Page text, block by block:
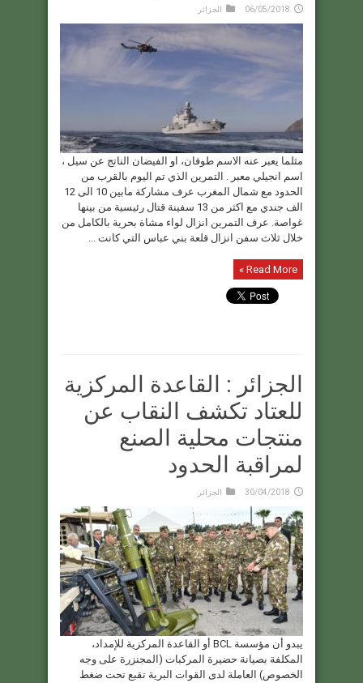
06/05/2018 الجزائر
مثلما يعبر عنه الاسم طوفان، او الفيضان الناتج عن سيل ،
اسم انجيلي معبر . التمرين الذي تم اليوم بالقرب من
الحدود مع شمال المغرب عرف مشاركة مابين 10 الى 12
الف جندي مع اكثر من 13 سفينة قتال رئيسية من بينها
غواصة. عرف التمرين انزال لواء مشاة بحرية بالكامل من
خلال ثلاث سفن انزال قلعة بني عباس التي كانت ...
Read More »
الجزائر : القاعدة المركزية
للعتاد تكشف النقاب عن
منتجات محلية الصنع
لمراقبة الحدود
30/04/2018 الجزائر
يبدو أن مؤسسة BCL أو القاعدة المركزية للإمداد،
المكلفة بصيانة حضيرة المركبات (المجنزرة على وجه
الخصوص) العاملة لدى القوات البرية تقبع تحت ضغط